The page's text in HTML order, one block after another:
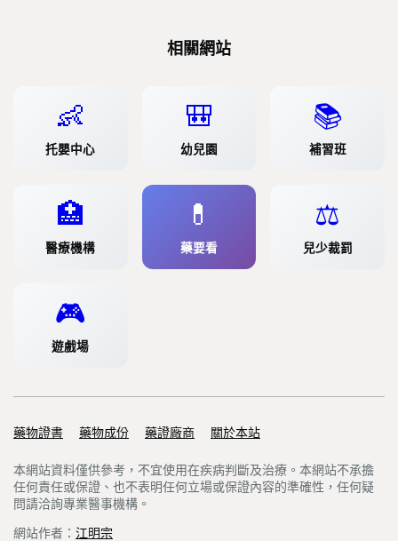
相關網站
👶
托嬰中心
🎒
幼兒園
📚
補習班
🏥
醫療機構
💊
藥要看
⚖️
兒少裁罰
🎮
遊戲場
Support links
藥物證書 藥物成份 藥證廠商 關於本站
本網站資料僅供參考，不宜使用在疾病判斷及治療。本網站不承擔
任何責任或保證、也不表明任何立場或保證內容的準確性，任何疑
問請洽詢專業醫事機構。
網站作者： 江明宗